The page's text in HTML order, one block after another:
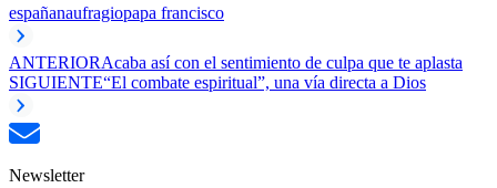
españanaufragiopapa francisco
ANTERIORAcaba así con el sentimiento de culpa que te aplasta
SIGUIENTE“El combate espiritual”, una vía directa a Dios
Newsletter